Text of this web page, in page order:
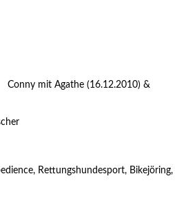
Conny mit Agathe (16.12.2010) &
Rettungshundesport, Bikejöring,